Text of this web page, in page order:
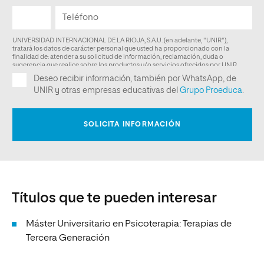
Títulos que te pueden interesar
Máster Universitario en Psicoterapia: Terapias de
Tercera Generación